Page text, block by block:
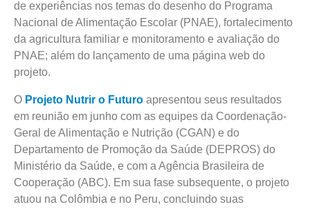
de experiências nos temas do desenho do Programa
Nacional de Alimentação Escolar (PNAE), fortalecimento
da agricultura familiar e monitoramento e avaliação do
PNAE; além do lançamento de uma página web do
projeto.
O Projeto Nutrir o Futuro apresentou seus resultados
em reunião em junho com as equipes da Coordenação-
Geral de Alimentação e Nutrição (CGAN) e do
Departamento de Promoção da Saúde (DEPROS) do
Ministério da Saúde, e com a Agência Brasileira de
Cooperação (ABC). Em sua fase subsequente, o projeto
atuou na Colômbia e no Peru, concluindo suas